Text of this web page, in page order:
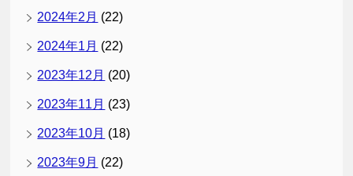
2024年2月 (22)
2024年1月 (22)
2023年12月 (20)
2023年11月 (23)
2023年10月 (18)
2023年9月 (22)